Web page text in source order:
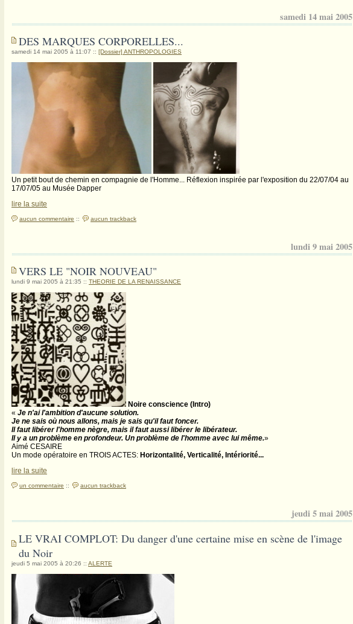
samedi 14 mai 2005
DES MARQUES CORPORELLES...
samedi 14 mai 2005 à 11:07 :: [Dossier] ANTHROPOLOGIES
Un petit bout de chemin en compagnie de l'Homme... Réflexion inspirée par l'exposition du 22/07/04 au
17/07/05 au Musée Dapper
lire la suite
aucun commentaire :: aucun trackback
lundi 9 mai 2005
VERS LE "NOIR NOUVEAU"
lundi 9 mai 2005 à 21:35 :: THEORIE DE LA RENAISSANCE
Noire conscience (Intro)
« Je n'ai l'ambition d'aucune solution.
Je ne sais où nous allons, mais je sais qu'il faut foncer.
Il faut libérer l'homme nègre, mais il faut aussi libérer le libérateur.
Il y a un problème en profondeur. Un problème de l'homme avec lui même.»
Aimé CESAIRE
Un mode opératoire en TROIS ACTES: Horizontalité, Verticalité, Intériorité...
lire la suite
un commentaire :: aucun trackback
jeudi 5 mai 2005
LE VRAI COMPLOT: Du danger d'une certaine mise en scène de l'image
du Noir
jeudi 5 mai 2005 à 20:26 :: ALERTE